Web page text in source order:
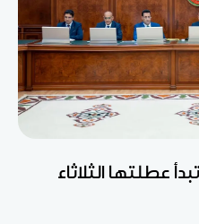
عطلتها الثلاثاء